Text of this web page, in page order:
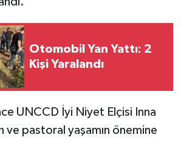
Otomobil Yan Yattı: 2
Kişi Yaralandı
UNCCD İyi Niyet Elçisi Inna
ve pastoral yaşamın önemine